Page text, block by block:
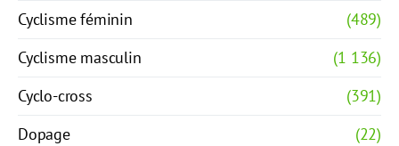
Cyclisme féminin
(489)
Cyclisme masculin
(1 136)
Cyclo-cross
(391)
Dopage
(22)